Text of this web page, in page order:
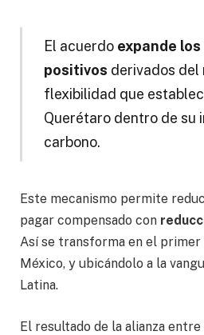
El acuerdo expande
positivos derivados del
flexibilidad que
Querétaro dentro de su
carbono.
Este mecanismo permite
pagar compensado con
Así se transforma en el
México, y ubicándolo a la
Latina.
El resultado de la alianza entre